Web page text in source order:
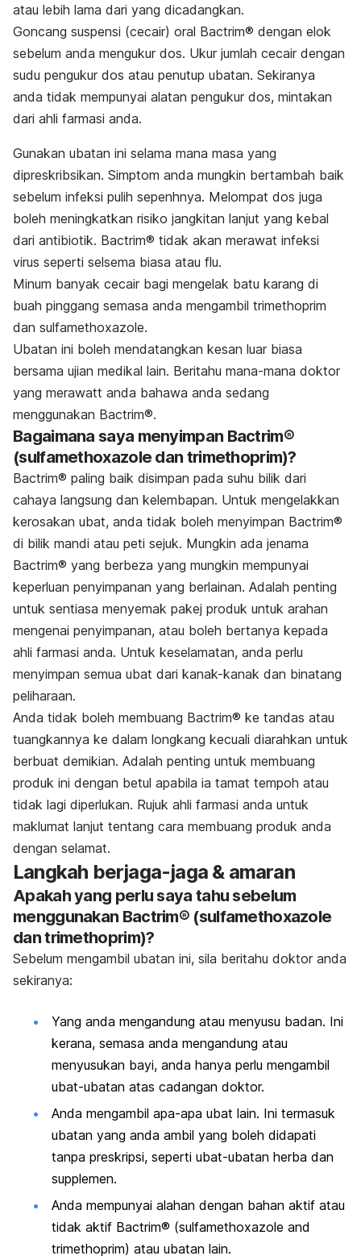
atau lebih lama dari yang dicadangkan.
Goncang suspensi (cecair) oral Bactrim® dengan elok
sebelum anda mengukur dos. Ukur jumlah cecair dengan
sudu pengukur dos atau penutup ubatan. Sekiranya
anda tidak mempunyai alatan pengukur dos, mintakan
dari ahli farmasi anda.
Gunakan ubatan ini selama mana masa yang
dipreskribsikan. Simptom anda mungkin bertambah baik
sebelum infeksi pulih sepenhnya. Melompat dos juga
boleh meningkatkan risiko jangkitan lanjut yang kebal
dari antibiotik. Bactrim® tidak akan merawat infeksi
virus seperti selsema biasa atau flu.
Minum banyak cecair bagi mengelak batu karang di
buah pinggang semasa anda mengambil trimethoprim
dan sulfamethoxazole.
Ubatan ini boleh mendatangkan kesan luar biasa
bersama ujian medikal lain. Beritahu mana-mana doktor
yang merawatt anda bahawa anda sedang
menggunakan Bactrim®.
Bagaimana saya menyimpan Bactrim®
(sulfamethoxazole dan trimethoprim)?
Bactrim® paling baik disimpan pada suhu bilik dari
cahaya langsung dan kelembapan. Untuk mengelakkan
kerosakan ubat, anda tidak boleh menyimpan Bactrim®
di bilik mandi atau peti sejuk. Mungkin ada jenama
Bactrim® yang berbeza yang mungkin mempunyai
keperluan penyimpanan yang berlainan. Adalah penting
untuk sentiasa menyemak pakej produk untuk arahan
mengenai penyimpanan, atau boleh bertanya kepada
ahli farmasi anda. Untuk keselamatan, anda perlu
menyimpan semua ubat dari kanak-kanak dan binatang
peliharaan.
Anda tidak boleh membuang Bactrim® ke tandas atau
tuangkannya ke dalam longkang kecuali diarahkan untuk
berbuat demikian. Adalah penting untuk membuang
produk ini dengan betul apabila ia tamat tempoh atau
tidak lagi diperlukan. Rujuk ahli farmasi anda untuk
maklumat lanjut tentang cara membuang produk anda
dengan selamat.
Langkah berjaga-jaga & amaran
Apakah yang perlu saya tahu sebelum
menggunakan Bactrim® (sulfamethoxazole
dan trimethoprim)?
Sebelum mengambil ubatan ini, sila beritahu doktor anda
sekiranya:
Yang anda mengandung atau menyusu badan. Ini
kerana, semasa anda mengandung atau
menyusukan bayi, anda hanya perlu mengambil
ubat-ubatan atas cadangan doktor.
Anda mengambil apa-apa ubat lain. Ini termasuk
ubatan yang anda ambil yang boleh didapati
tanpa preskripsi, seperti ubat-ubatan herba dan
supplemen.
Anda mempunyai alahan dengan bahan aktif atau
tidak aktif Bactrim® (sulfamethoxazole and
trimethoprim) atau ubatan lain.